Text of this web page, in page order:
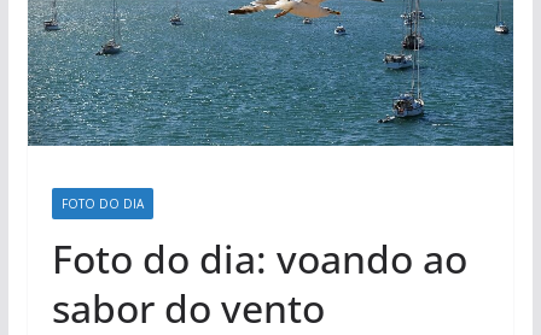
FOTO DO DIA
Foto do dia: voando ao
sabor do vento